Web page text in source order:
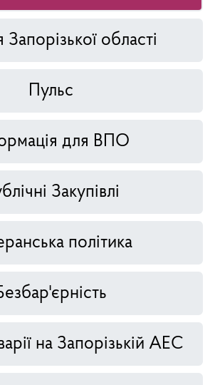
Запорізької області
Пульс
для ВПО
Закупівлі
політика
на Запорізькій АЕС